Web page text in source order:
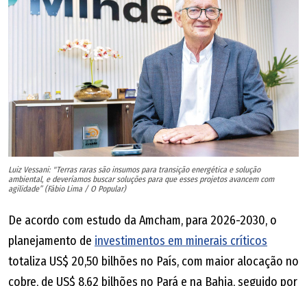
Luiz Vessani: "Terras raras são insumos para transição energética e solução
ambiental, e deveríamos buscar soluções para que esses projetos avancem com
agilidade” (Fábio Lima / O Popular)
De acordo com estudo da Amcham, para 2026-2030, o
planejamento de investimentos em minerais críticos
totaliza US$ 20,50 bilhões no País, com maior alocação no
cobre, de US$ 8,62 bilhões no Pará e na Bahia, seguido por